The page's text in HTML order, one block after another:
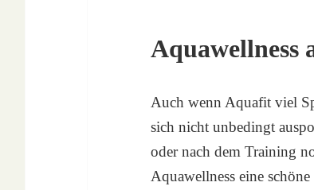
Aquawellness
Auch wenn Aquafit viel
sich nicht unbedingt
oder nach dem Training
Aquawellness eine